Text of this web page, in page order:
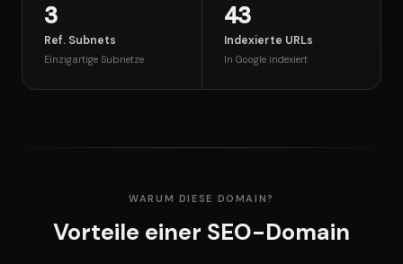
3
Ref. Subnets
Einzigartige Subnetze
43
Indexierte URLs
In Google indexiert
WARUM DIESE DOMAIN?
Vorteile einer SEO-Domain